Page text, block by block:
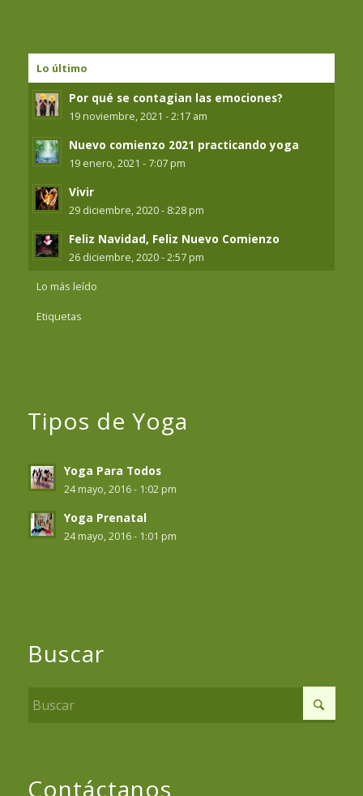
Lo último
Por qué se contagian las emociones?
19 noviembre, 2021 - 2:17 am
Nuevo comienzo 2021 practicando yoga
19 enero, 2021 - 7:07 pm
Vivir
29 diciembre, 2020 - 8:28 pm
Feliz Navidad, Feliz Nuevo Comienzo
26 diciembre, 2020 - 2:57 pm
Lo más leído
Etiquetas
Tipos de Yoga
Yoga Para Todos
24 mayo, 2016 - 1:02 pm
Yoga Prenatal
24 mayo, 2016 - 1:01 pm
Buscar
Contáctanos